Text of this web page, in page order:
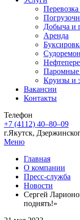
Добыча и
Аренда
Паромные
Круизы и
Вакансии
Контакты
Телефон
+7 (4112) 40‒80‒09
г.Якутск,
Меню
Главная
О компании
Пресс-служба
Новости
Сергей
поднять!»